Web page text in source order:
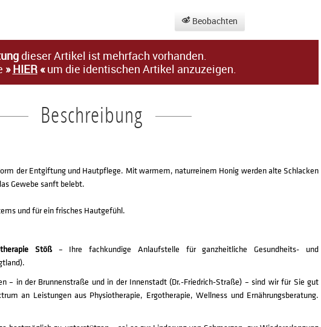
Beobachten
dieser Artikel ist mehrfach vorhanden.
»HIER«um die identischen Artikel anzuzeigen.
Beschreibung
der Entgiftung und Hautpflege. Mit warmem, naturreinem Honig werden alte Schlacken
Gewebe sanft belebt.
und für ein frisches Hautgefühl.
Stöß– Ihre fachkundige Anlaufstelle für ganzheitliche Gesundheits- und
– in der Brunnenstraße und in der Innenstadt (Dr.-Friedrich-Straße) – sind wir für Sie gut
an Leistungen aus Physiotherapie, Ergotherapie, Wellness und Ernährungsberatung.